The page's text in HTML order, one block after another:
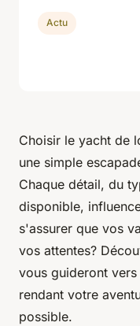
Choisir le yacht de
une simple
Chaque détail, du
disponible,
s'assurer que vos
vos attentes?
vous guideront
rendant votre
possible.
Actu